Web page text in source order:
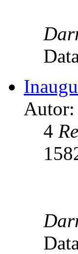
Autor:
4